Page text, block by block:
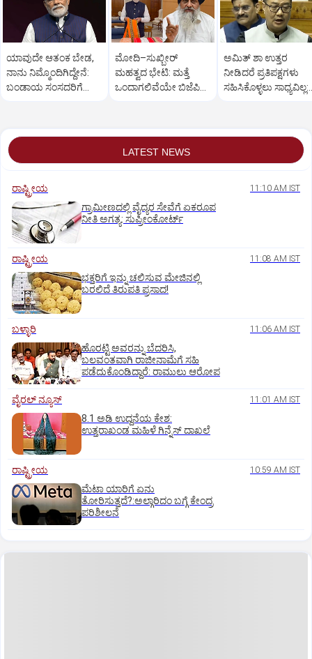
ಯಾವುದೇ ಆತಂಕ ಬೇಡ,
ನಾನು ನಿಮ್ಮೊಂದಿಗಿದ್ದೇನೆ:
ಬಂಡಾಯ ಸಂಸದರಿಗೆ
ಮೋದಿ–ಸುಖ್ಬೀರ್
ಮಹತ್ವದ ಭೇಟಿ: ಮತ್ತೆ
ಒಂದಾಗಲಿವೆಯೇ ಬಿಜೆಪಿ–
ಅಮಿತ್ ಶಾ ಉತ್ತರ
ನೀಡಿದರೆ ಪ್ರತಿಪಕ್ಷಗಳು
ಸಹಿಸಿಕೊಳ್ಳಲು ಸಾಧ್ಯವಿಲ್ಲ:
LATEST NEWS
ರಾಷ್ಟ್ರೀಯ 11:10 AM IST
ಗ್ರಾಮೀಣದಲ್ಲಿ ವೈದ್ಯರ ಸೇವೆಗೆ ಏಕರೂಪ
ನೀತಿ ಅಗತ್ಯ: ಸುಪ್ರೀಂಕೋರ್ಟ್‌
ರಾಷ್ಟ್ರೀಯ 11:08 AM IST
ಭಕ್ತರಿಗೆ ಇನ್ನು ಚಲಿಸುವ ಮೇಜಿನಲ್ಲಿ
ಬರಲಿದೆ ತಿರುಪತಿ ಪ್ರಸಾದ!
ಬಳ್ಳಾರಿ 11:06 AM IST
ಹೊರಟ್ಟಿ ಅವರನ್ನು ಬೆದರಿಸಿ,
ಬಲವಂತವಾಗಿ ರಾಜೀನಾಮೆಗೆ ಸಹಿ
ಪಡೆದುಕೊಂಡಿದ್ದಾರೆ: ರಾಮುಲು ಆರೋಪ
ವೈರಲ್ ನ್ಯೂಸ್ 11:01 AM IST
8.1 ಅಡಿ ಉದ್ದನೆಯ ಕೇಶ:
ಉತ್ತರಾಖಂಡ ಮಹಿಳೆ ಗಿನ್ನೆಸ್‌ ದಾಖಲೆ
ರಾಷ್ಟ್ರೀಯ 10:59 AM IST
ಮೆಟಾ ಯಾರಿಗೆ ಏನು
ತೋರಿಸುತ್ತದೆ?:ಅಲ್ಗಾರಿದಂ ಬಗ್ಗೆ ಕೇಂದ್ರ
ಪರಿಶೀಲನೆ